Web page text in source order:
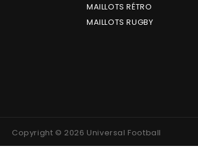
MAILLOTS RÉTRO
MAILLOTS RUGBY
Copyright © 2026 Universal Football